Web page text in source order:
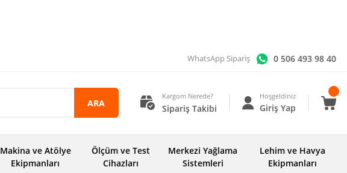
WhatsApp Sipariş 0 506 493 98 40
ARA
Kargom Nerede?
Sipariş Takibi
Hoşgeldiniz
Giriş Yap
Makina ve Atölye
Ekipmanları
Ölçüm ve Test
Cihazları
Merkezi Yağlama
Sistemleri
Lehim ve Havya
Ekipmanları